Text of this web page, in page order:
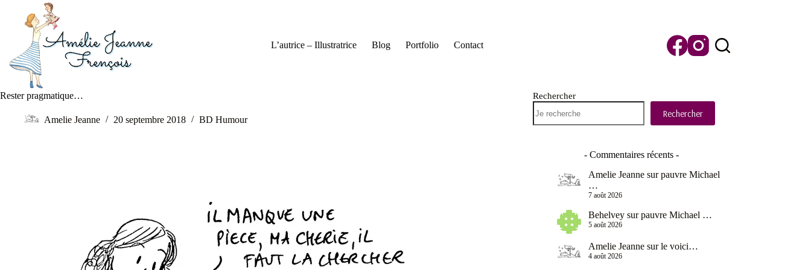
L’autrice – Illustratrice Blog Portfolio Contact
Rester pragmatique…
Amelie Jeanne 20 septembre 2018 BD Humour
Rechercher
Rechercher
- Commentaires récents -
Amelie Jeanne surpauvre Michael
…
7 août 2026
Behelvey surpauvre Michael …
5 août 2026
Amelie Jeanne surle voici…
4 août 2026